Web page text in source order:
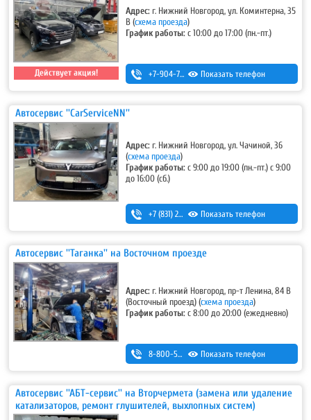
Действует акция!
Адрес: г. Нижний Новгород, ул. Коминтерна, 35
В(схема проезда)
График работы:с 10:00 до 17:00 (пн.-пт.)
+7-904-784-15-71 Показать телефон
Автосервис ''CarServiceNN''
Адрес: г. Нижний Новгород, ул. Чачиной, 36
(схема проезда)
График работы:с 9:00 до 19:00 (пн.-пт.) с 9:00
до 16:00 (сб.)
+7 (831) 283-38-68 ,+7-953-555-86-86
Показать телефон
Автосервис ''Таганка'' на Восточном проезде
Адрес: г. Нижний Новгород, пр-т Ленина, 84 В
(Восточный проезд)(схема проезда)
График работы:с 8:00 до 20:00 (ежедневно)
8-800-500-7-111 Показать телефон
Автосервис ''АБТ-сервис'' на Вторчермета (замена или удаление
катализаторов, ремонт глушителей, выхлопных систем)